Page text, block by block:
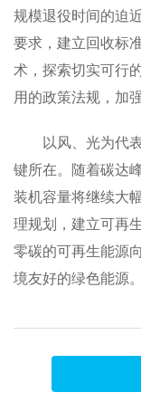
规模退役时间的迫
要求，建立回收标
术，探索切实可行
用的政策法规，加
以风、光为代
键所在。随着碳达
装机容量将继续大
理规划，建立可再
零碳的可再生能源
境友好的绿色能源。